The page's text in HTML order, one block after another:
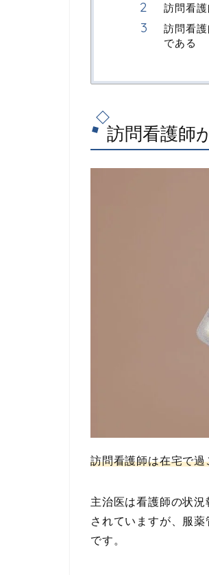
訪問看
訪問看
である
訪問看護師
訪問看護師は在宅で
主治医は看護師の状
されていますが、服
です。